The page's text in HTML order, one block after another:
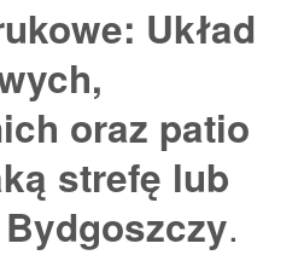
Układ
oraz patio
strefę lub
.